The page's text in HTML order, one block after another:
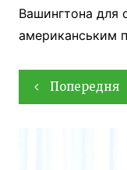
Вашингтона для
американським
Навігація
записів
Попередня